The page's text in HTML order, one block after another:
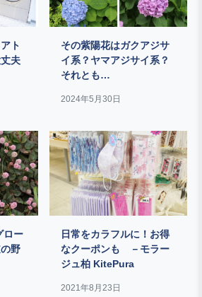
ト
夫
その紫陽花はガクアジサ
イ系？ヤマアジサイ系？
それとも…
2024年5月30日
ロー
野
日常をカラフルに！お得
なクーポンも －モラー
ジュ柏 KitePura
2021年8月23日